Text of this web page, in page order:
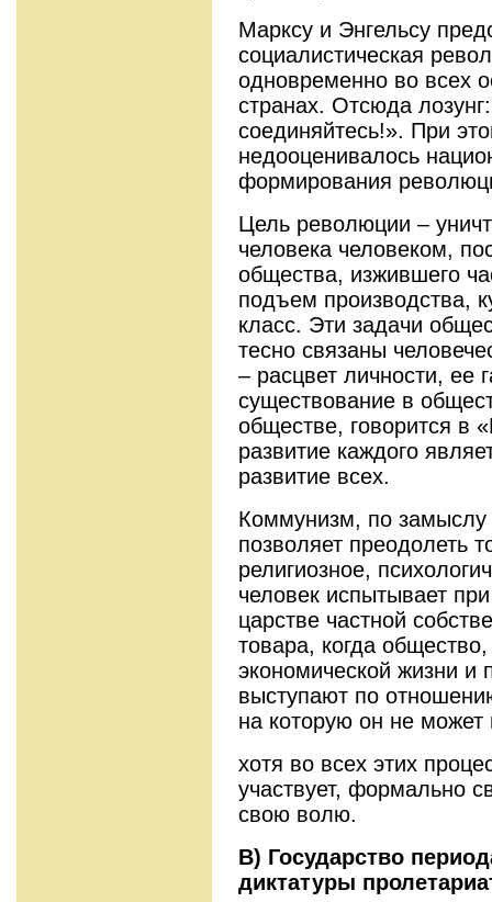
Марксу и Энгельсу
социалистическая
одновременно во всех
странах. Отсюда
соединяйтесь!». При
недооценивалось
формирования
Цель революции –
человека человеком,
общества, изжившего
подъем производства,
класс. Эти задачи
тесно связаны
– расцвет личности, ее
существование в
обществе, говорится в
развитие каждого
развитие всех.
Коммунизм, по замыслу
позволяет преодолеть
религиозное,
человек испытывает
царстве частной
товара, когда
экономической жизни и
выступают по
на которую он не может
хотя во всех этих
участвует, формально
свою волю.
В) Государство
диктатуры